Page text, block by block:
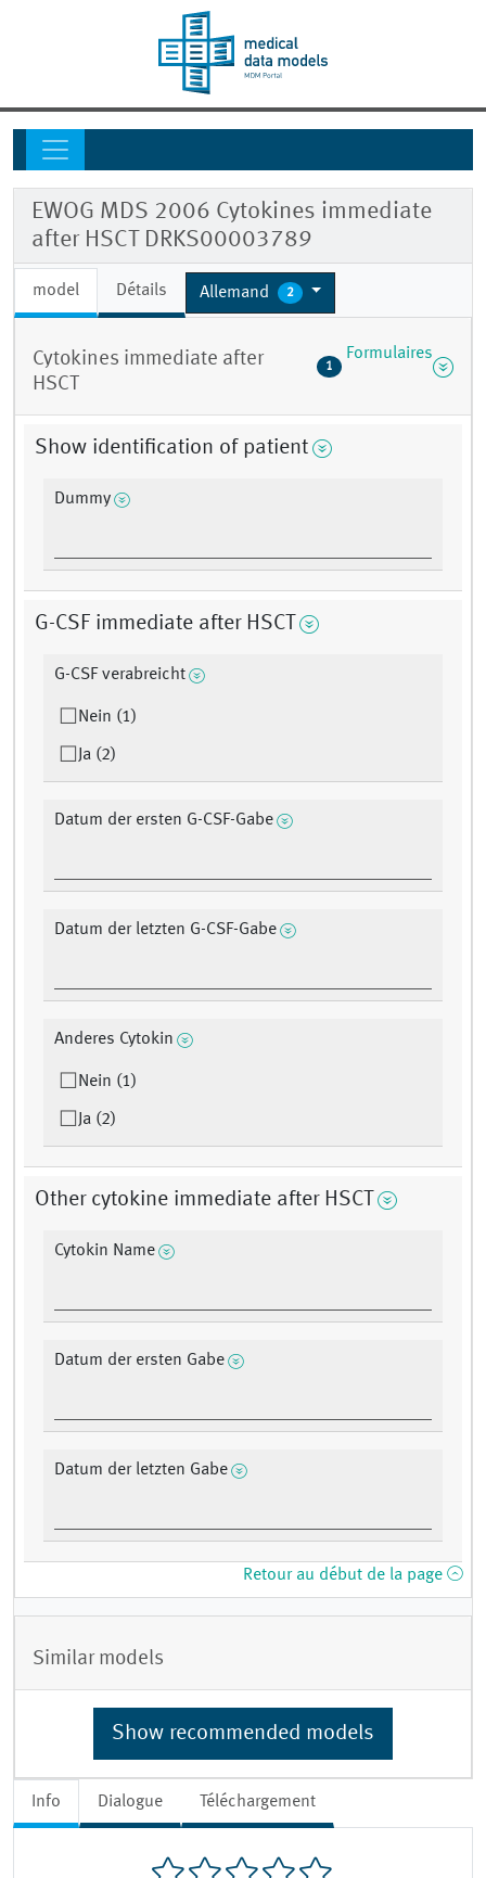
Info Dialogue Téléchargement
EWOG MDS 2006 Cytokines immediate
after HSCT DRKS00003789
model Détails Allemand 2
Cytokines immediate after
HSCT
1
Formulaires
Show identification of patient
Dummy
G-CSF immediate after HSCT
G-CSF verabreicht
Nein (1)
Ja (2)
Datum der ersten G-CSF-Gabe
Datum der letzten G-CSF-Gabe
Anderes Cytokin
Nein (1)
Ja (2)
Other cytokine immediate after HSCT
Cytokin Name
Datum der ersten Gabe
Datum der letzten Gabe
Retour au début de la page
Similar models
Show recommended models